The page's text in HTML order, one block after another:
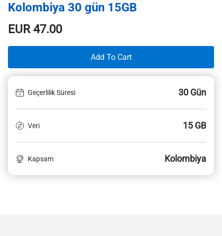
Kolombiya 30 gün 15GB
EUR47.00
Add To Cart
Geçerlilik Süresi 30 Gün
Veri 15 GB
Kapsam Kolombiya